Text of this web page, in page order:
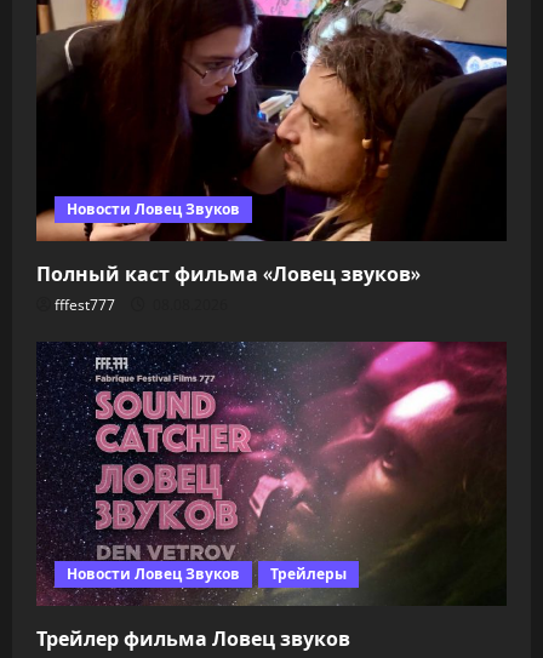
Новости Ловец Звуков
Полный каст фильма «Ловец звуков»
fffest777
Новости Ловец Звуков Трейлеры
Трейлер фильма Ловец звуков